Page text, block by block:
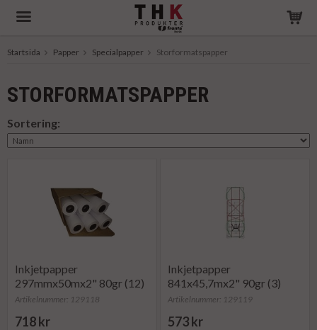
Startsida Papper Specialpapper Storformatspapper
STORFORMATSPAPPER
Sortering:
Inkjetpapper
297mmx50mx2" 80gr (12)
Artikelnummer: 129118
718 kr
Inkjetpapper
841x45,7mx2" 90gr (3)
Artikelnummer: 129119
573 kr